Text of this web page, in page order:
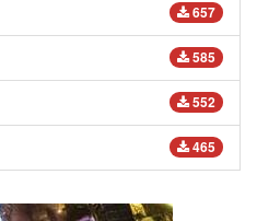
657
585
552
465